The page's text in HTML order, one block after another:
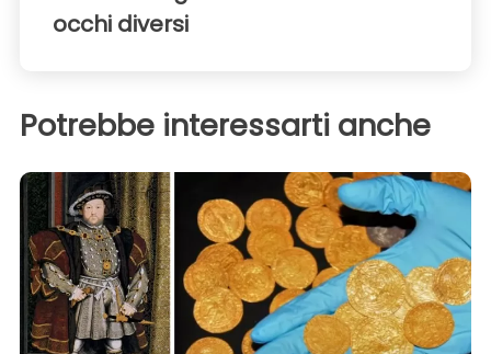
occhi diversi
Potrebbe interessarti anche